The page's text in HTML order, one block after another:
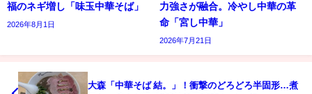
福のネギ増し「味玉中華そば」
2026年8月1日
力強さが融合。冷やし中華の革
命「宮し中華」
2026年7月21日
大森「中華そば 結。」！衝撃のどろどろ半固形…煮